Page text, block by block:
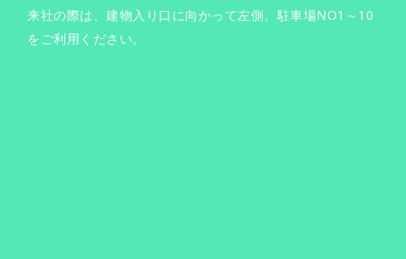
来社の際は、建物入り口に向かって左側、駐車場NO1～10
をご利用ください。